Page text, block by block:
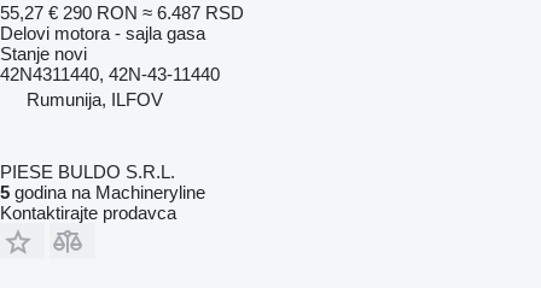
55,27 € 290 RON ≈ 6.487 RSD
Delovi motora - sajla gasa
Stanje novi
42N4311440, 42N-43-11440
Rumunija, ILFOV
PIESE BULDO S.R.L.
5 godina na Machineryline
Kontaktirajte prodavca